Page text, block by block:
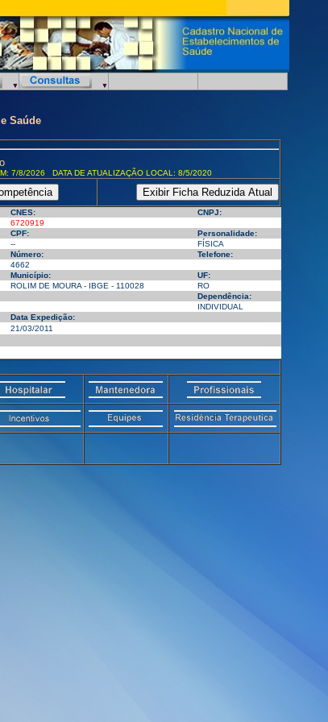
Saúde
7/8/2026 DATA DE ATUALIZAÇÃO LOCAL: 8/5/2020
CNES:
CNPJ:
6720919
CPF:
Personalidade:
--
FÍSICA
Número:
Telefone:
4662
Município:
UF:
ROLIM DE MOURA - IBGE - 110028
RO
Dependência:
INDIVIDUAL
Data Expedição:
21/03/2011